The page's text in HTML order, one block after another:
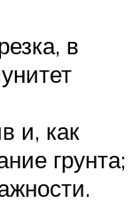
в
и, как
грунта;